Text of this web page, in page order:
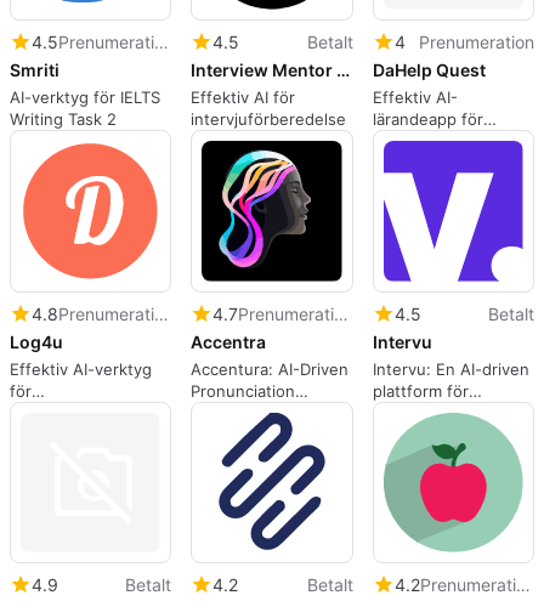
4.5
Prenumeration
Smriti
AI-verktyg för IELTS
Writing Task 2
4.5
Betalt
Interview Mentor AI
Effektiv AI för
intervjuförberedelse
4
Prenumeration
DaHelp Quest
Effektiv AI-
lärandeapp för
studenter och
4.8
Prenumeration
Log4u
Effektiv AI-verktyg
för
intervjuförberedelse
4.7
Prenumeration
Accentra
Accentura: AI-Driven
Pronunciation
Mastery
4.5
Betalt
Intervu
Intervu: En AI-driven
plattform för
systemdesign
4.9
Betalt
4.2
Betalt
4.2
Prenumeration